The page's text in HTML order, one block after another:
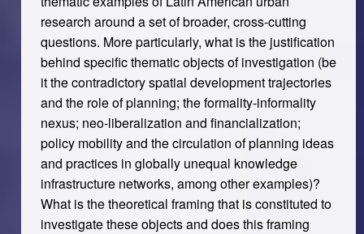
research around a set of broader, cross-cutting
questions. More particularly, what is the justification
behind specific thematic objects of investigation (be
it the contradictory spatial development trajectories
and the role of planning; the formality-informality
nexus; neo-liberalization and financialization;
policy mobility and the circulation of planning ideas
and practices in globally unequal knowledge
infrastructure networks, among other examples)?
What is the theoretical framing that is constituted to
investigate these objects and does this framing